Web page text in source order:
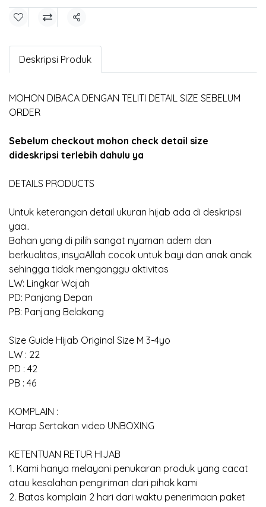
Share
Deskripsi Produk
MOHON DIBACA DENGAN TELITI DETAIL SIZE SEBELUM
ORDER
Sebelum checkout mohon check detail size
dideskripsi terlebih dahulu ya
DETAILS PRODUCTS
Untuk keterangan detail ukuran hijab ada di deskripsi
yaa..
Bahan yang di pilih sangat nyaman adem dan
berkualitas, insyaAllah cocok untuk bayi dan anak anak
sehingga tidak menganggu aktivitas
LW: Lingkar Wajah
PD: Panjang Depan
PB: Panjang Belakang
Size Guide Hijab Original Size M 3-4yo
LW : 22
PD : 42
PB : 46
KOMPLAIN :
Harap Sertakan video UNBOXING
KETENTUAN RETUR HIJAB
1. Kami hanya melayani penukaran produk yang cacat
atau kesalahan pengiriman dari pihak kami
2. Batas komplain 2 hari dari waktu penerimaan paket